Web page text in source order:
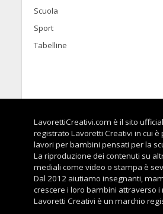
Scuola
Sport
Tabelline
LavorettiCreativi.com è il sito
registrato Lavoretti Creativi in cui è
lavori per bambini pensati per la
La riproduzione dei contenuti su
mediali come video o stampa è
Dal 2012 aiutiamo insegnanti,
crescere i loro bambini attraverso i
Lavoretti Creativi è un marchio